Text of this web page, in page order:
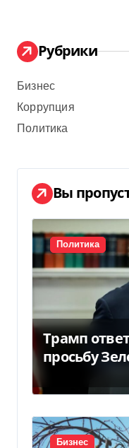
Рубрики
Бизнес
Коррупция
Политика
Вы
Политика
Трамп
просьбу
ракет
Бизнес